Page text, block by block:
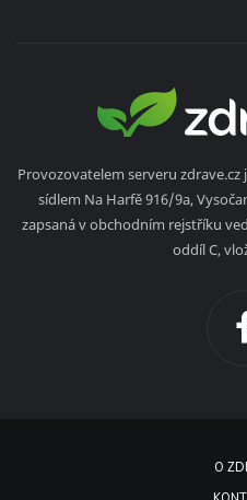
Provozovatelem serveru zdrave.cz
sídlem Na Harfě 916/9a,
zapsaná v obchodním rejstříku
oddíl C,
O